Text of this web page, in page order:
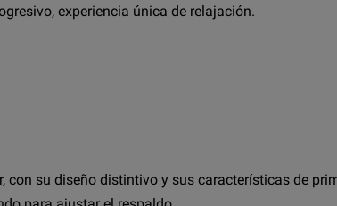
experiencia única de relajación.
con su diseño distintivo y sus características de